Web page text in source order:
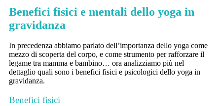
Benefici fisici e mentali dello yoga in
gravidanza
In precedenza abbiamo parlato dell’importanza dello yoga come
mezzo di scoperta del corpo, e come strumento per rafforzare il
legame tra mamma e bambino… ora analizziamo più nel
dettaglio quali sono i benefici fisici e psicologici dello yoga in
gravidanza.
Benefici fisici